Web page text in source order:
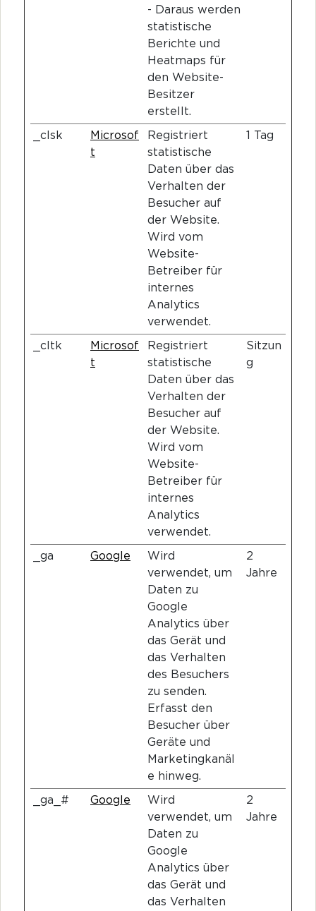
- Daraus werden
statistische
Berichte und
Heatmaps für
den Website-
Besitzer
erstellt.
_clsk
Microsof
t
Registriert
statistische
Daten über das
Verhalten der
Besucher auf
der Website.
Wird vom
Website-
Betreiber für
internes
Analytics
verwendet.
1 Tag
_cltk
Microsof
t
Registriert
statistische
Daten über das
Verhalten der
Besucher auf
der Website.
Wird vom
Website-
Betreiber für
internes
Analytics
verwendet.
Sitzun
g
_ga Google
Wird
verwendet, um
Daten zu
Google
Analytics über
das Gerät und
das Verhalten
des Besuchers
zu senden.
Erfasst den
Besucher über
Geräte und
Marketingkanäl
e hinweg.
2
Jahre
_ga_# Google
Wird
verwendet, um
Daten zu
Google
Analytics über
das Gerät und
das Verhalten
2
Jahre